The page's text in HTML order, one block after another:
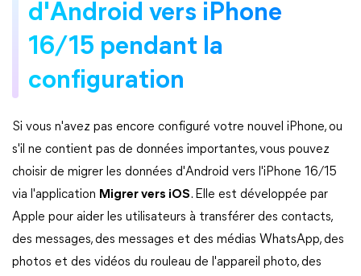
d'Android vers iPhone
16/15 pendant la
configuration
Si vous n'avez pas encore configuré votre nouvel iPhone, ou
s'il ne contient pas de données importantes, vous pouvez
choisir de migrer les données d'Android vers l'iPhone 16/15
via l'application Migrer vers iOS. Elle est développée par
Apple pour aider les utilisateurs à transférer des contacts,
des messages, des messages et des médias WhatsApp, des
photos et des vidéos du rouleau de l'appareil photo, des